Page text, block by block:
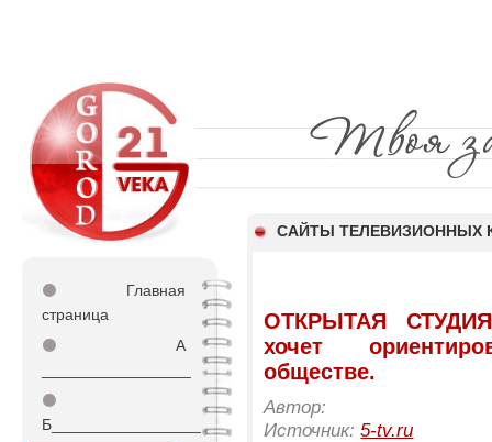
CАЙТЫ ТЕЛЕВИЗИОННЫХ
⚫
Главная
страница
⚫
А
⚫
Б_________________
ОТКРЫТАЯ
хочет
обществе.
Автор:
Источник:5-tv.ru